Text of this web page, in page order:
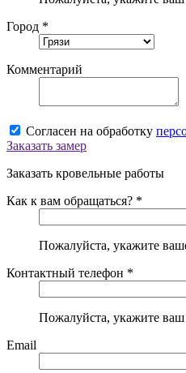
Город *
Комментарий
Согласен на обработку
Заказать замер
Заказать кровельные работы
Как к вам обращаться? *
Пожалуйста, укажите
Контактный телефон *
Пожалуйста, укажите ваш
Email